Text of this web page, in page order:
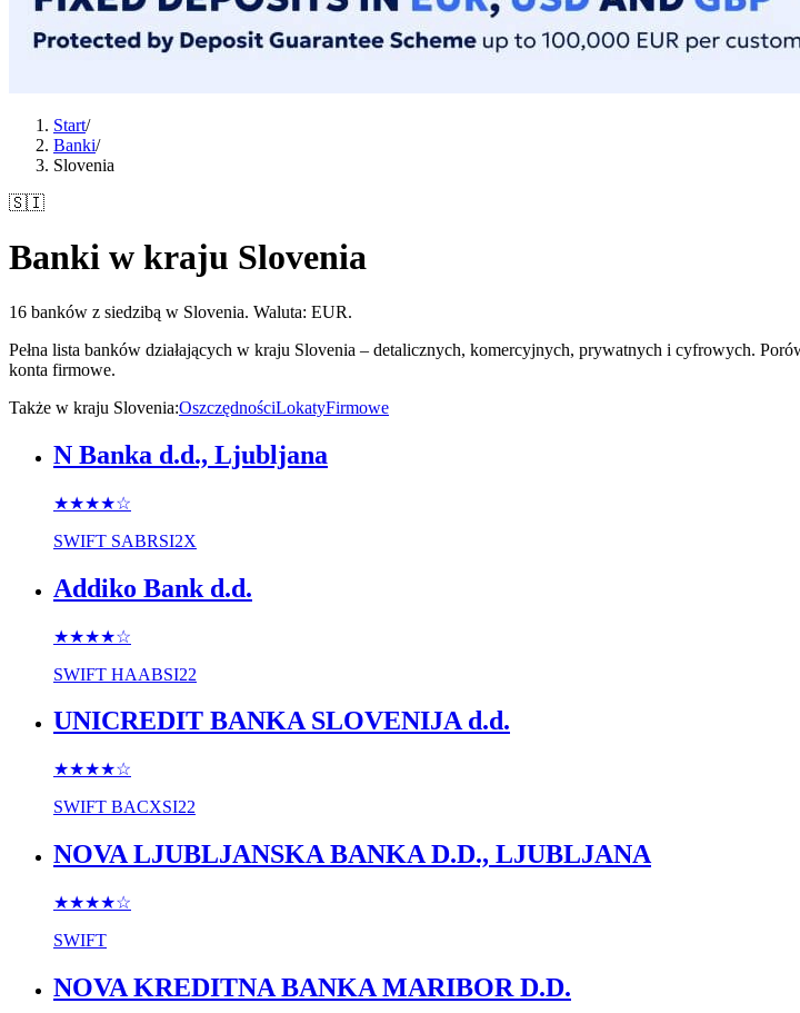
Start/
Banki/
Slovenia
🇸🇮
Banki w kraju Slovenia
16 banków z siedzibą w Slovenia. Waluta: EUR.
Pełna lista banków działających w kraju Slovenia – detalicznych, komercyjnych, prywatnych i cyfrowych.
konta firmowe.
Także w kraju Slovenia:OszczędnościLokatyFirmowe
N Banka d.d., Ljubljana
★★★★☆
SWIFT SABRSI2X
Addiko Bank d.d.
★★★★☆
SWIFT HAABSI22
UNICREDIT BANKA SLOVENIJA d.d.
★★★★☆
SWIFT BACXSI22
NOVA LJUBLJANSKA BANKA D.D., LJUBLJANA
★★★★☆
SWIFT
NOVA KREDITNA BANKA MARIBOR D.D.